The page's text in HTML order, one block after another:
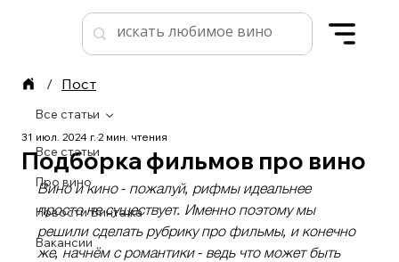
/ Пост
Все статьи
Про вино
Новости Винтажа
Вакансии
Все статьи
Подборка фильмов про вино
31 июл. 2024 г. 2 мин. чтения
Вино и кино - пожалуй, рифмы идеальнее
просто не существует. Именно поэтому мы
решили сделать рубрику про фильмы, и конечно
же, начнём с романтики - ведь что может быть